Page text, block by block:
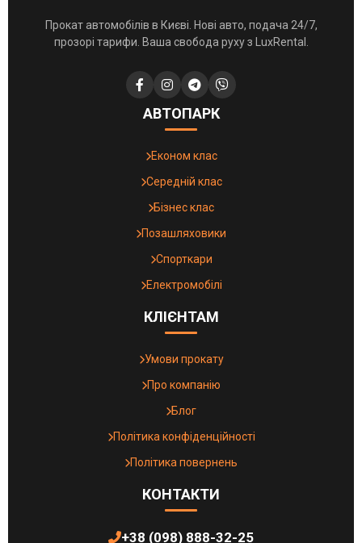
Прокат автомобілів в Києві. Нові авто, подача 24/7,
прозорі тарифи. Ваша свобода руху з LuxRental.
АВТОПАРК
Економ клас
Середній клас
Бізнес клас
Позашляховики
Спорткари
Електромобілі
КЛІЄНТАМ
Умови прокату
Про компанію
Блог
Політика конфіденційності
Політика повернень
КОНТАКТИ
+38 (098) 888-32-25